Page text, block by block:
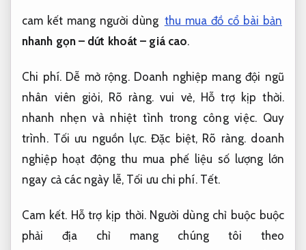
cam kết mang người dùng thu mua đồ cổ bài bản
nhanh gọn – dứt khoát – giá cao.
Chi phí. Dễ mở rộng.Doanh nghiệp mang đội ngũ
nhân viên giỏi, Rõ ràng.vui vẻ, Hỗ trợ kịp thời.
nhanh nhẹn và nhiệt tình trong công việc. Quy
trình. Tối ưu nguồn lực.Đặc biệt, Rõ ràng. doanh
nghiệp hoạt động thu mua phế liệu số lượng lớn
ngay cả các ngày lễ, Tối ưu chi phí.Tết.
Cam kết. Hỗ trợ kịp thời. Người dùng chỉ buộc buộc
phải địa chỉ mang chúng tôi theo